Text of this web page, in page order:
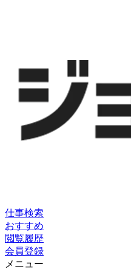
仕事検索
おすすめ
閲覧履歴
会員登録
メニュー